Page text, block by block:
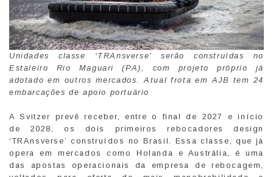
Unidades classe ‘TRAnsverse’ serão construídas no
Estaleiro Rio Maguari (PA), com projeto próprio já
adotado em outros mercados. Atual frota em AJB tem 24
embarcações de apoio portuário
A Svitzer prevê receber, entre o final de 2027 e início
de 2028, os dois primeiros rebocadores design
‘TRAnsverse’ construídos no Brasil. Essa classe, que já
opera em mercados como Holanda e Austrália, é uma
das apostas operacionais da empresa de rebocagem,